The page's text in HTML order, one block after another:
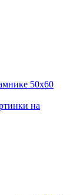
50x60